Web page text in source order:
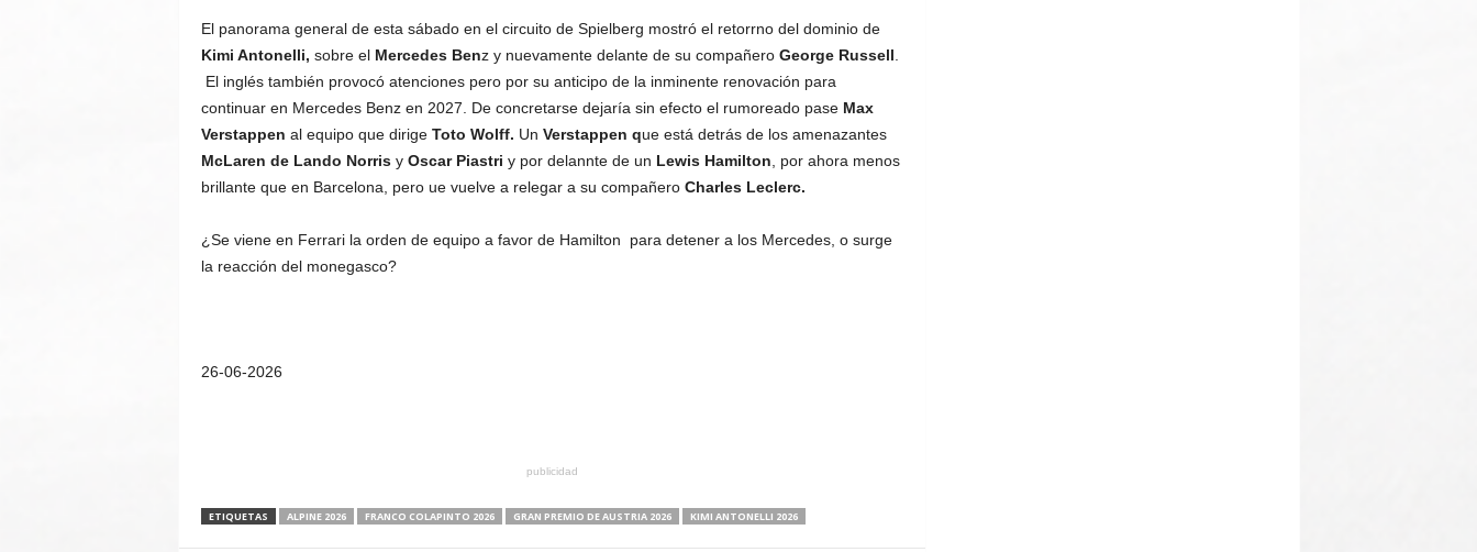
El panorama general de esta sábado en el circuito de Spielberg mostró el retorrno del dominio de
Kimi Antonelli, sobre el Mercedes Benz y nuevamente delante de su compañero George Russell
El inglés también provocó atenciones pero por su anticipo de la inminente renovación para
continuar en Mercedes Benz en 2027. De concretarse dejaría sin efecto el rumoreado pase Max
Verstappen al equipo que dirige Toto Wolff. Un Verstappen que está detrás de los amenazantes
McLaren de Lando Norrisy Oscar Piastri y por delannte de un Lewis Hamilton , por ahora menos
brillante que en Barcelona, pero ue vuelve a relegar a su compañero Charles Leclerc.
¿Se viene en Ferrari la orden de equipo a favor de Hamilton para detener a los Mercedes, o surge
la reacción del monegasco?
26-06-2026
publicidad
ETIQUETAS ALPINE 2026 FRANCO COLAPINTO 2026 GRAN PREMIO DE AUSTRIA 2026 KIMI ANTONELLI 2026